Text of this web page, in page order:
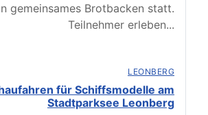
gemeinsames Brotbacken statt.
Teilnehmer erleben...
LEONBERG
für Schiffsmodelle am
Stadtparksee Leonberg